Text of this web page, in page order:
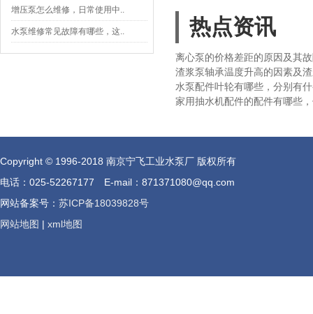
增压泵怎么维修，日常使用中..
水泵维修常见故障有哪些，这.. 热点资讯
离心泵的价格差距的原因及其
渣浆泵轴承温度升高的因素及
水泵配件叶轮有哪些，分别有
家用抽水机配件的配件有哪些
Copyright © 1996-2018 南京宁飞工业水泵厂 版权所有
电话：025-52267177 E-mail：871371080@qq.com
网站备案号： 苏ICP备18039828号
网站地图 | xml地图